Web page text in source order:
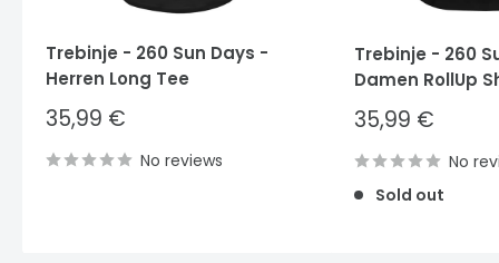
Trebinje - 260 Sun Days -
Herren Long Tee
Sale
price
35,99 €
No reviews
Trebinje - 260
Damen RollUp
Sale
price
35,99 €
No
Sold out